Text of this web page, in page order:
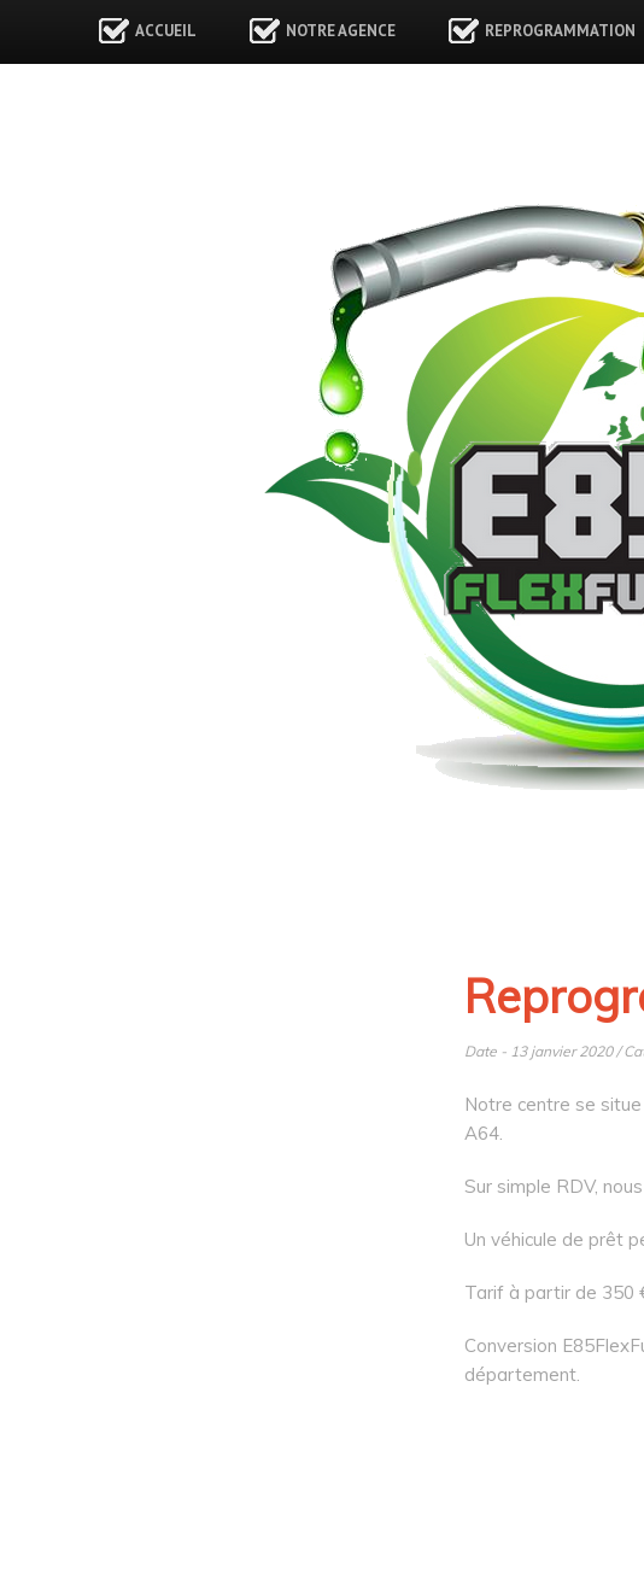
ACCUEIL NOTRE AGENCE REPROGRAMMATION
Date - 13 janvier 2020 /
Notre centre se
A64.
Sur simple RDV,
Un véhicule de prêt
Tarif à partir de 350
Conversion
département.